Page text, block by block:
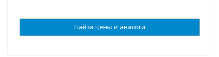
Найти цены и аналоги